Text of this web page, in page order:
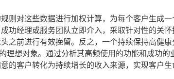
则对这些数据进行加权计算，为每个客户生成
功经理或服务团队立即介入，采取针对性的关
之前进行有效挽留。反之，一个持续保持高健
理想对象。通过分析其高频使用的功能和成功
的客户转化为持续增长的收入来源，实现客户生